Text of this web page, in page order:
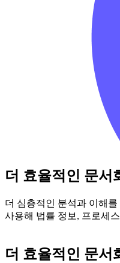
더 효율적인 문서
더 심층적인 분석과 이해
사용해 법률 정보, 프로세
더 효율적인 문서